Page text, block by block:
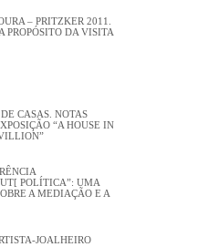
– PRITZKER 2011.
PROPÓSITO DA VISITA
CASAS. NOTAS
“A HOUSE IN
POLÍTICA”: UMA
A MEDIAÇÃO E A
JOALHEIRO